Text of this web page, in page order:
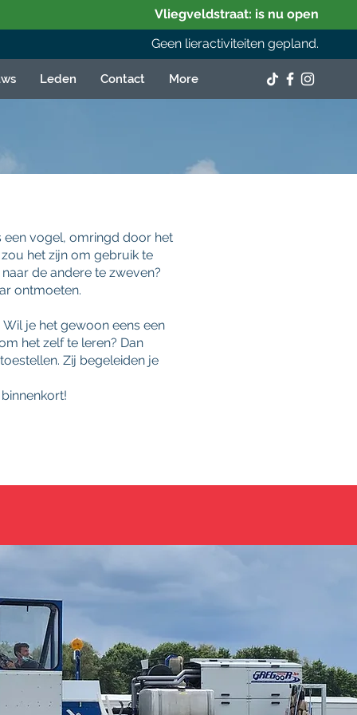
Vliegveldstraat: is nu open
Geen lieractiviteiten gepland.
Leden Contact More
een vogel, omringd door het
het zijn om gebruik te
de andere te zweven?
ontmoeten.
je het gewoon eens een
het zelf te leren? Dan
Zij begeleiden je